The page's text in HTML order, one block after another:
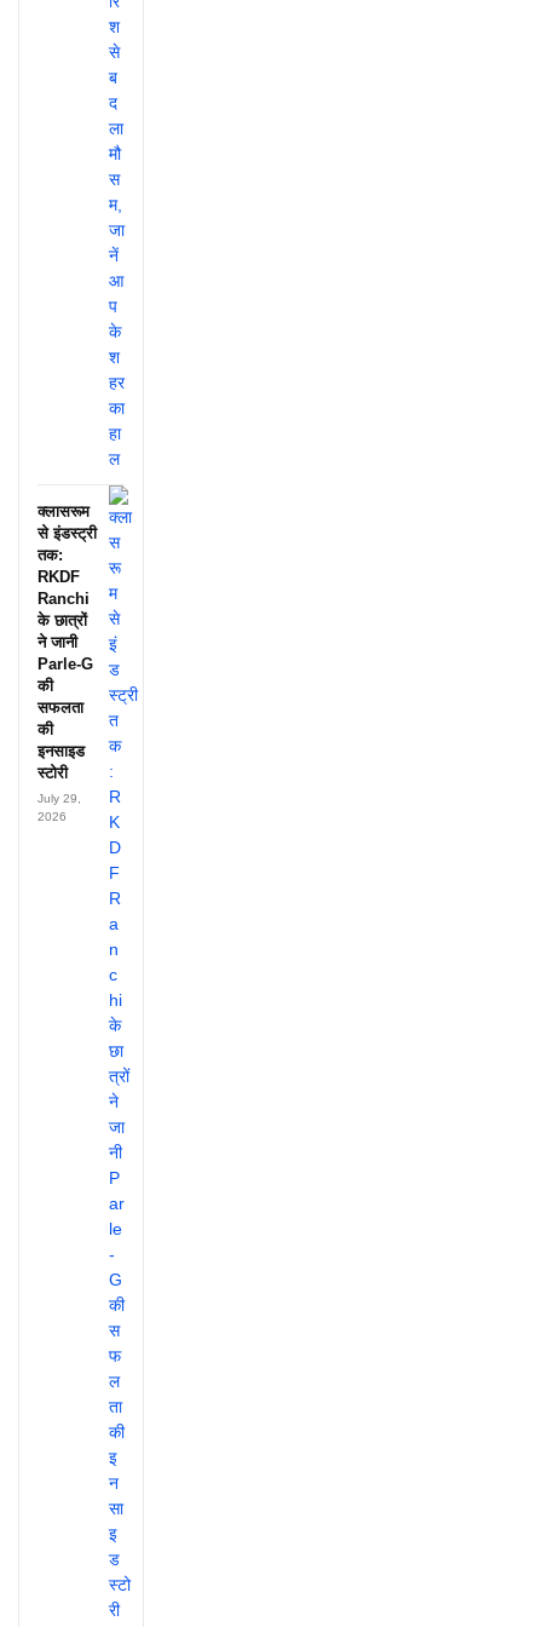
क्लासरूम
से इंडस्ट्री
तक:
RKDF
Ranchi
के छात्रों
ने जानी
Parle-G
की
सफलता
की
इनसाइड
स्टोरी
July 29,
2026